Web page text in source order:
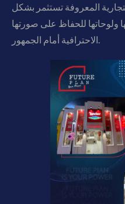
المعروفة تستثمر بشكل
ولوحاتها للحفاظ على صورتها
الاحترافية أمام الجمهور.